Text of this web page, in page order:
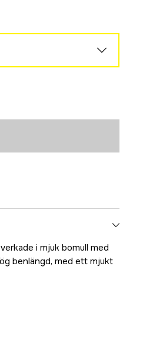
i mjuk bomull med
benlängd, med ett mjukt